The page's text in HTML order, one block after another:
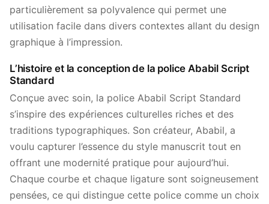
particulièrement sa polyvalence qui permet une
utilisation facile dans divers contextes allant du design
graphique à l’impression.
L’histoire et la conception de la police Ababil Script
Standard
Conçue avec soin, la police Ababil Script Standard
s’inspire des expériences culturelles riches et des
traditions typographiques. Son créateur, Ababil, a
voulu capturer l’essence du style manuscrit tout en
offrant une modernité pratique pour aujourd’hui.
Chaque courbe et chaque ligature sont soigneusement
pensées, ce qui distingue cette police comme un choix